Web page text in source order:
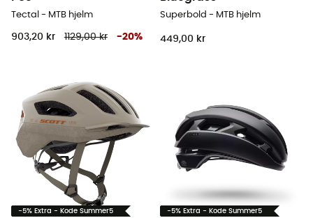
Tectal - MTB hjelm
903,20 kr 1129,00 kr -20%
Superbold - MTB hjelm
449,00 kr
-5% Extra - Kode Summer5 -5% Extra - Kode Summer5